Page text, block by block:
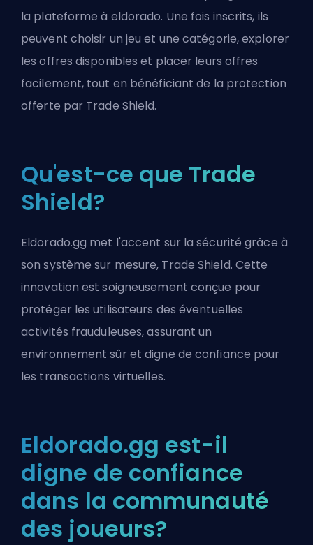
la plateforme à eldorado. Une fois inscrits, ils
peuvent choisir un jeu et une catégorie, explorer
les offres disponibles et placer leurs offres
facilement, tout en bénéficiant de la protection
offerte par Trade Shield.
Qu'est-ce que Trade
Shield?
Eldorado.gg met l'accent sur la sécurité grâce à
son système sur mesure, Trade Shield. Cette
innovation est soigneusement conçue pour
protéger les utilisateurs des éventuelles
activités frauduleuses, assurant un
environnement sûr et digne de confiance pour
les transactions virtuelles.
Eldorado.gg est-il
digne de confiance
dans la communauté
des joueurs?